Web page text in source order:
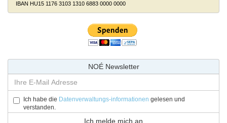
IBAN HU15 1176 3103 1310 6883 0000 0000
NOÉ Newsletter
Ich habe die Datenverwaltungs-informationen gelesen und
verstanden.